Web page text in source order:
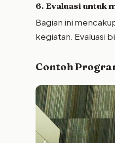
6. Evaluasi untuk
Bagian ini
kegiatan. Evaluasi
Contoh